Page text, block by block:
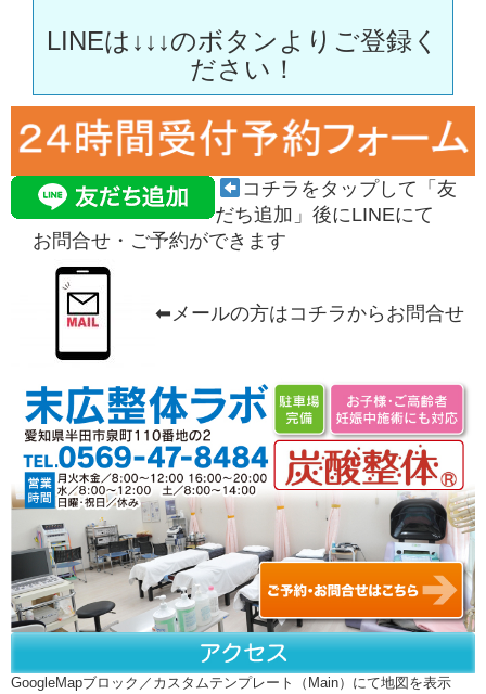
LINEは↓↓↓のボタンよりご登録く
ださい！
コチラをタップして「友
だち追加」後にLINEにて
お問合せ・ご予約ができます
⬅︎メールの方はコチラからお問合せ
GoogleMapブロック／カスタムテンプレート（Main）にて地図を表示